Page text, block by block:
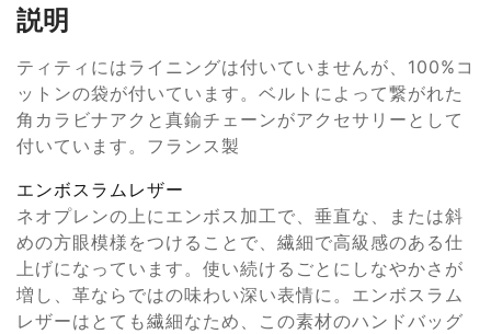
説明
ティティにはライニングは付いていませんが、100%コ
ットンの袋が付いています。ベルトによって繋がれた
角カラビナアクと真鍮チェーンがアクセサリーとして
付いています。フランス製
エンボスラムレザー
ネオプレンの上にエンボス加工で、垂直な、または斜
めの方眼模様をつけることで、繊細で高級感のある仕
上げになっています。使い続けるごとにしなやかさが
増し、革ならではの味わい深い表情に。エンボスラム
レザーはとても繊細なため、この素材のハンドバッグ